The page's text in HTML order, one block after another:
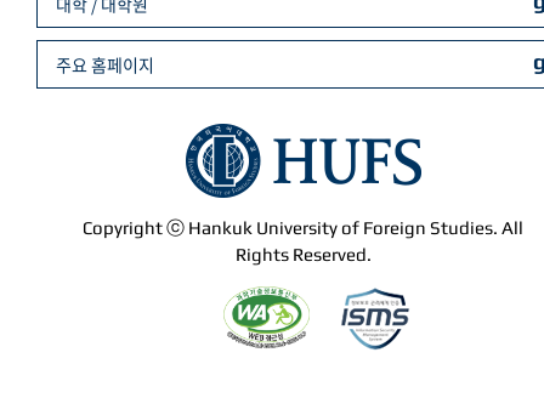
Copyright ⓒ Hankuk University of Foreign Studies. All
Rights Reserved.
주요 홈페이지